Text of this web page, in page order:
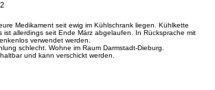
Medikament seit ewig im Kühlschrank liegen. Kühlkette
ist allerdings seit Ende März abgelaufen. In Rücksprache mit
verwendet werden.
schlecht. Wohne im Raum Darmstadt-Dieburg.
und kann verschickt werden.